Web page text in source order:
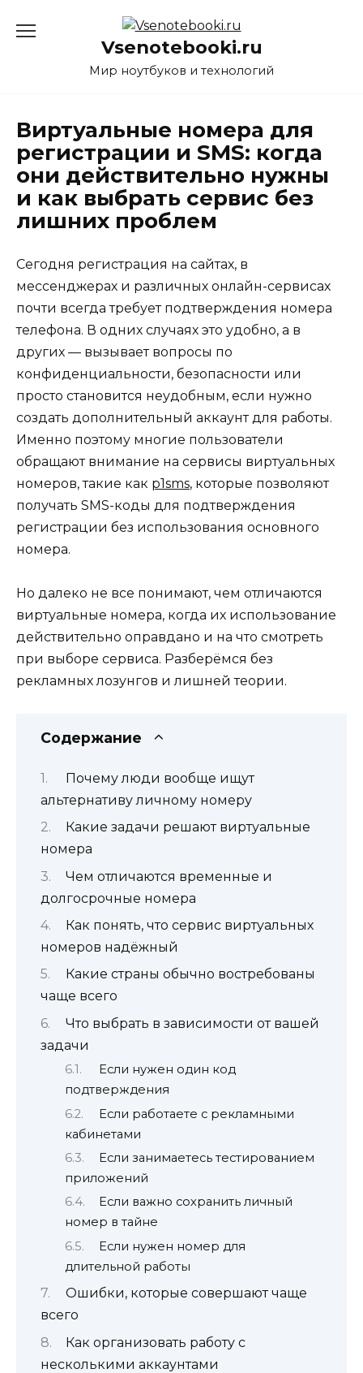
Vsenotebooki.ru
Мир ноутбуков и технологий
Виртуальные номера для
регистрации и SMS: когда
они действительно нужны
и как выбрать сервис без
лишних проблем
Сегодня регистрация на сайтах, в
мессенджерах и различных онлайн-сервисах
почти всегда требует подтверждения номера
телефона. В одних случаях это удобно, а в
других — вызывает вопросы по
конфиденциальности, безопасности или
просто становится неудобным, если нужно
создать дополнительный аккаунт для работы.
Именно поэтому многие пользователи
обращают внимание на сервисы виртуальных
номеров, такие как p1sms, которые позволяют
получать SMS-коды для подтверждения
регистрации без использования основного
номера.
Но далеко не все понимают, чем отличаются
виртуальные номера, когда их использование
действительно оправдано и на что смотреть
при выборе сервиса. Разберёмся без
рекламных лозунгов и лишней теории.
Содержание
Почему люди вообще ищут
альтернативу личному номеру
Какие задачи решают виртуальные
номера
Чем отличаются временные и
долгосрочные номера
Как понять, что сервис виртуальных
номеров надёжный
Какие страны обычно востребованы
чаще всего
Что выбрать в зависимости от вашей
задачи
Если нужен один код
подтверждения
Если работаете с рекламными
кабинетами
Если занимаетесь тестированием
приложений
Если важно сохранить личный
номер в тайне
Если нужен номер для
длительной работы
Ошибки, которые совершают чаще
всего
Как организовать работу с
несколькими аккаунтами